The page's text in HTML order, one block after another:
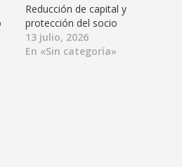
Reducción de capital y
protección del socio
13 julio, 2026
En «Sin categoría»